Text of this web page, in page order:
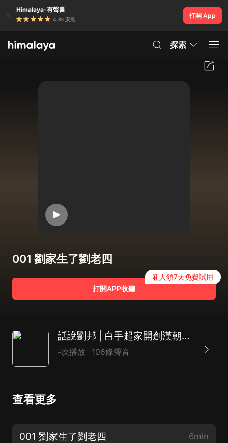
Himalaya-有聲書
4.8k 安裝
打開 App
探索
001 劉家生了劉老四
打開APP收聽
新人領7天免費試用
話說劉邦 | 白手起家開創漢朝四百年，亡秦滅楚以弱勝強|中國歷史最厲害的皇帝
-次播放 106條聲音
查看更多
001 劉家生了劉老四 6min